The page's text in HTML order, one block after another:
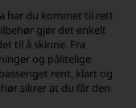
har du kommet til rett
gjør det enkelt
til å skinne. Fra
og pålitelige
rent, klart og
sikrer at du får den